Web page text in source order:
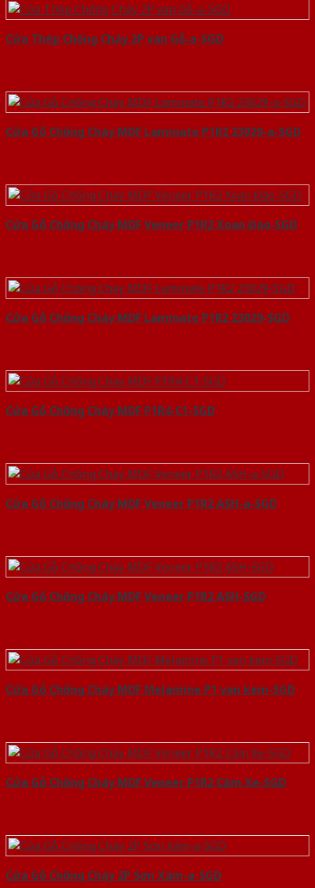
Cửa Thép Chống Cháy 2P van Gỗ-a-SGD
Cửa Gỗ Chống Cháy MDF Laminate P1R2 23029-a-SGD
Cửa Gỗ Chống Cháy MDF Veneer P1R2 Xoan Đào-SGD
Cửa Gỗ Chống Cháy MDF Laminate P1R2 23029-SGD
Cửa Gỗ Chống Cháy MDF P1R4-C1-SGD
Cửa Gỗ Chống Cháy MDF Veneer P1R2 ASH-a-SGD
Cửa Gỗ Chống Cháy MDF Veneer P1R2 ASH-SGD
Cửa Gỗ Chống Cháy MDF Melamine P1 van kem-SGD
Cửa Gỗ Chống Cháy MDF Veneer P1R2 Căm Xe-SGD
Cửa Gỗ Chống Cháy 2P Sơn Xám-a-SGD